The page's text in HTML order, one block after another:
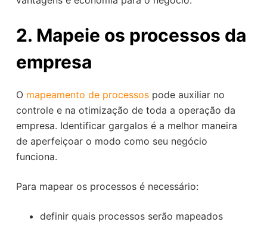
2. Mapeie os processos da
empresa
O mapeamento de processospode auxiliar no
controle e na otimização de toda a operação da
empresa. Identificar gargalos é a melhor maneira
de aperfeiçoar o modo como seu negócio
funciona.
Para mapear os processos é necessário:
definir quais processos serão mapeados